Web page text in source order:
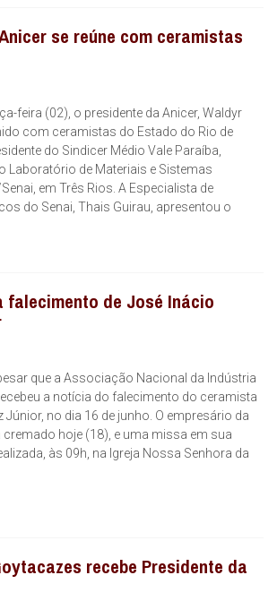
se reúne com ceramistas
feira (02), o presidente da Anicer, Waldyr
com ceramistas do Estado do Rio de
do Sindicer Médio Vale Paraíba,
Laboratório de Materiais e Sistemas
em Três Rios. A Especialista de
do Senai, Thais Guirau, apresentou o
falecimento de José Inácio
que a Associação Nacional da Indústria
a notícia do falecimento do ceramista
no dia 16 de junho. O empresário da
cremado hoje (18), e uma missa em sua
às 09h, na Igreja Nossa Senhora da
recebe Presidente da